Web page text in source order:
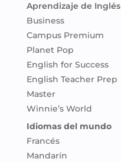
Aprendizaje de Inglés
Business
Campus Premium
Planet Pop
English for Success
English Teacher Prep
Master
Winnie’s World
Idiomas del mundo
Francés
Mandarín